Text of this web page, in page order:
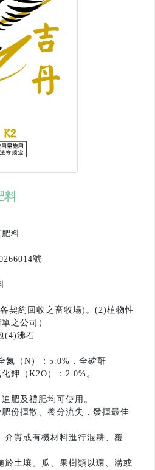
料
料
號
契約回收之畜牧場)。(2)植物性
之公司）
沸石
氮（N）：5.0%，全磷酐
鉀（K2O）：2.0%。
肥及禮肥均可使用。
份揮散、養分流失，發揮最佳
介質或有機材料進行混耕、覆
於土壤。瓜、果樹類以環、溝或